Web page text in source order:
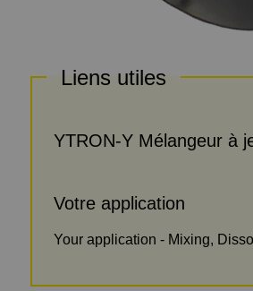
Liens utiles
YTRON-Y Mélangeur à
Votre application
Your application -